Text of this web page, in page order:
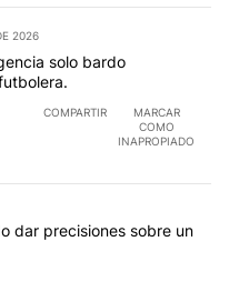
2026
solo bardo
COMPARTIR
MARCAR
COMO
INAPROPIADO
más comentarios en los
"El Banco Central no pudo
dar precisiones sobre un